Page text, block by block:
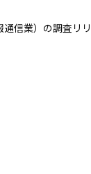
信業）の調査リ